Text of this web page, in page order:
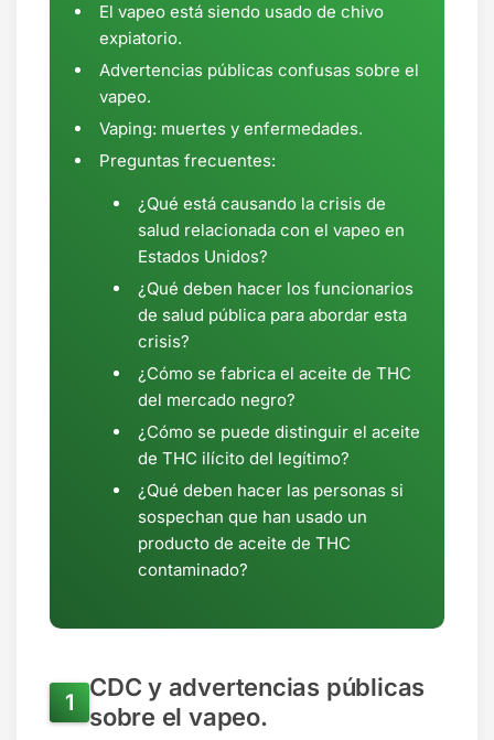
El vapeo está siendo usado de chivo
expiatorio.
Advertencias públicas confusas sobre el
vapeo.
Vaping: muertes y enfermedades.
Preguntas frecuentes:
¿Qué está causando la crisis de
salud relacionada con el vapeo en
Estados Unidos?
¿Qué deben hacer los funcionarios
de salud pública para abordar esta
crisis?
¿Cómo se fabrica el aceite de THC
del mercado negro?
¿Cómo se puede distinguir el aceite
de THC ilícito del legítimo?
¿Qué deben hacer las personas si
sospechan que han usado un
producto de aceite de THC
contaminado?
CDC y advertencias públicas
sobre el vapeo.